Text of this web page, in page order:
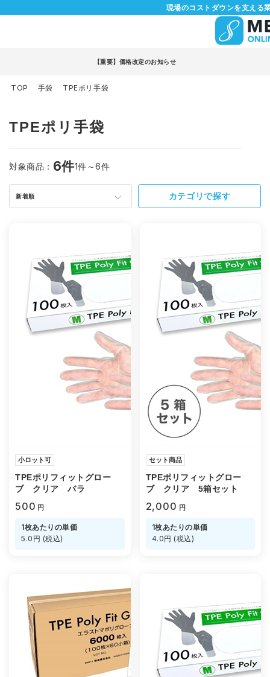
現場のコストダウンを支える
【重要】価格改定のお知らせ
TOP 手袋 TPEポリ手袋
TPEポリ手袋
対象商品： 6件1件～6件
新着順 カテゴリで探す
小ロット可
TPEポリフィットグロー
ブ クリア バラ
500 円
1枚あたりの単価
5.0円 (税込)
セット商品
TPEポリフィットグロー
ブ クリア 5箱セット
2,000 円
1枚あたりの単価
4.0円 (税込)